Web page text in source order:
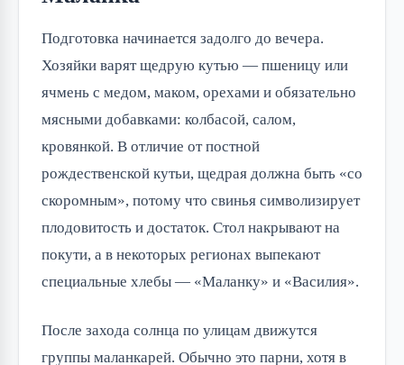
Подготовка начинается задолго до вечера.
Хозяйки варят щедрую кутью — пшеницу или
ячмень с медом, маком, орехами и обязательно
мясными добавками: колбасой, салом,
кровянкой. В отличие от постной
рождественской кутьи, щедрая должна быть «со
скоромным», потому что свинья символизирует
плодовитость и достаток. Стол накрывают на
покути, а в некоторых регионах выпекают
специальные хлебы — «Маланку» и «Василия».
После захода солнца по улицам движутся
группы маланкарей. Обычно это парни, хотя в